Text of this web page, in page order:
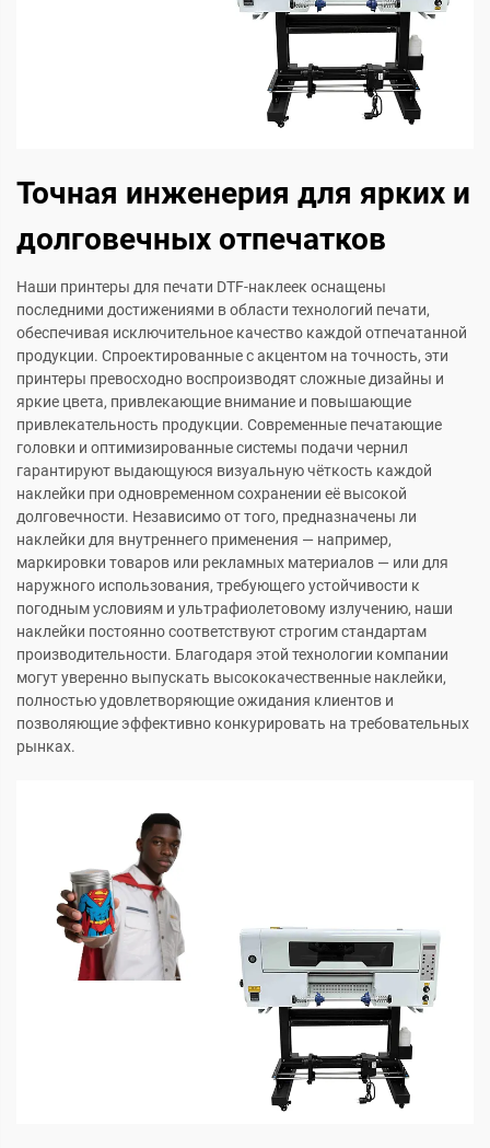
Точная инженерия для ярких и
долговечных отпечатков
Наши принтеры для печати DTF-наклеек оснащены
последними достижениями в области технологий печати,
обеспечивая исключительное качество каждой отпечатанной
продукции. Спроектированные с акцентом на точность, эти
принтеры превосходно воспроизводят сложные дизайны и
яркие цвета, привлекающие внимание и повышающие
привлекательность продукции. Современные печатающие
головки и оптимизированные системы подачи чернил
гарантируют выдающуюся визуальную чёткость каждой
наклейки при одновременном сохранении её высокой
долговечности. Независимо от того, предназначены ли
наклейки для внутреннего применения — например,
маркировки товаров или рекламных материалов — или для
наружного использования, требующего устойчивости к
погодным условиям и ультрафиолетовому излучению, наши
наклейки постоянно соответствуют строгим стандартам
производительности. Благодаря этой технологии компании
могут уверенно выпускать высококачественные наклейки,
полностью удовлетворяющие ожидания клиентов и
позволяющие эффективно конкурировать на требовательных
рынках.